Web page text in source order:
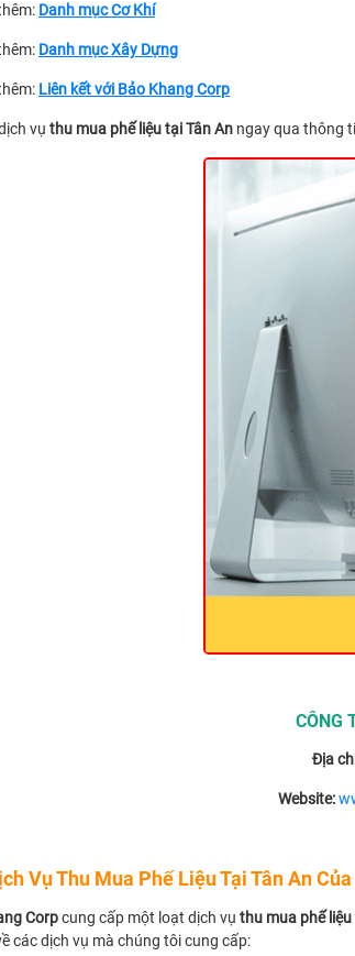
Danh mục Cơ Khí
Danh mục Xây Dựng
Liên kết với Bảo Khang Corp
vụ thu mua phế liệu tại Tân An ngay qua thông
CÔNG
Địa
Website:
Vụ Thu Mua Phế Liệu Tại Tân An
Corpcung cấp một loạt dịch vụ thu mua phế liệu
các dịch vụ mà chúng tôi cung cấp: